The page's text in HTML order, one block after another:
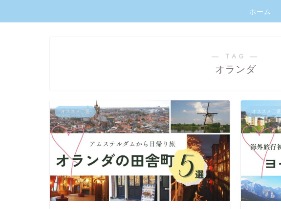
ホーム
― TAG ―
オランダ
オススメ〇選 オススメ〇選